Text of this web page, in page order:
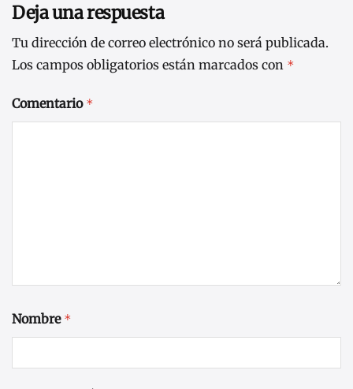
Deja una respuesta
Tu dirección de correo electrónico no será publicada.
Los campos obligatorios están marcados con *
Comentario *
Nombre *